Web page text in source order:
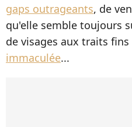
gaps outrageants, de
qu'elle semble toujours
de visages aux traits fins
immaculée...